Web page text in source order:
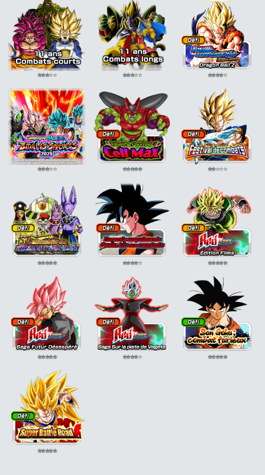
⭐⭐⭐⭐⭐ ⭐⭐⭐⭐⭐ ⭐⭐⭐⭐⭐
⭐⭐⭐⭐⭐ ⭐⭐⭐⭐⭐ ⭐⭐⭐⭐⭐
⭐⭐⭐⭐⭐ ⭐⭐⭐⭐⭐ ⭐⭐⭐⭐⭐
⭐⭐⭐⭐⭐ ⭐⭐⭐⭐⭐ ⭐⭐⭐⭐⭐
⭐⭐⭐⭐⭐